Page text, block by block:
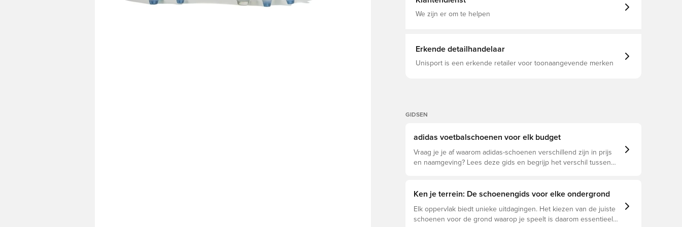
drukverdeling houdt je stabiel tijdens wedstrijden op droog
stevige ondergronden Voorvoet met Touchprint-textuur
Primeknit-boord
We zijn er om te helpen
Erkende detailhandelaar
Unisport is een erkende retailer voor toonaangevende merken
GIDSEN
adidas voetbalschoenen voor elk budget
Vraag je je af waarom adidas-schoenen verschillend zijn in prijs
en naamgeving? Lees deze gids en begrijp het verschil tussen
Ken je terrein: De schoenengids voor elke ondergrond
Elk oppervlak biedt unieke uitdagingen. Het kiezen van de juiste
schoenen voor de grond waarop je speelt is daarom essentieel